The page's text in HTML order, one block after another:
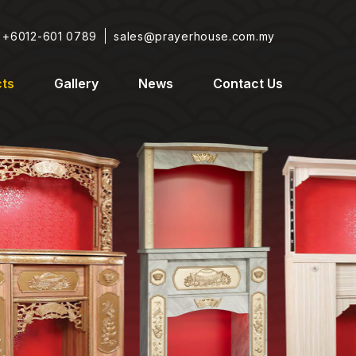
+6012-601 0789 sales@prayerhouse.com.my
Gallery News Contact Us